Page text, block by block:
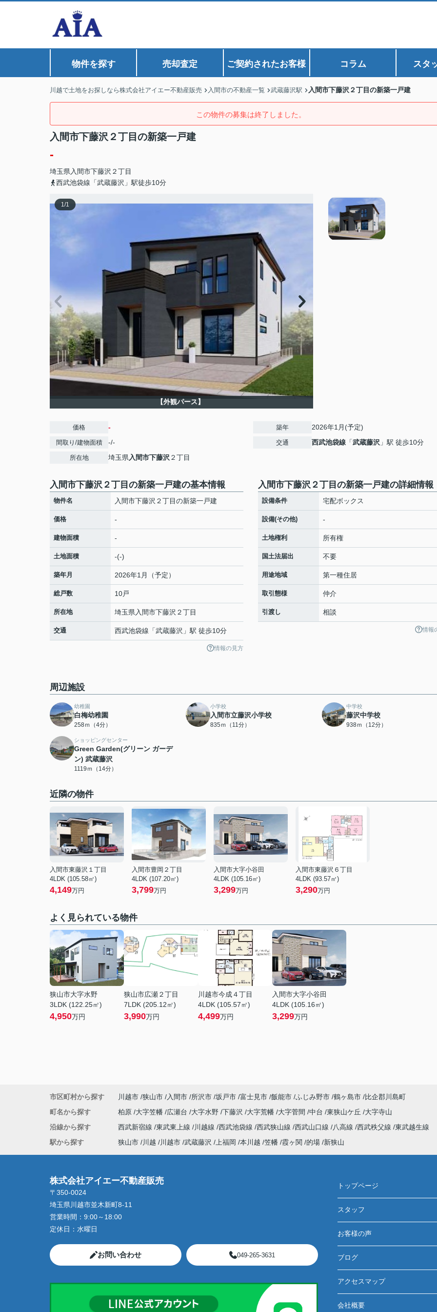
物件を探す 売却査定 ご契約されたお客様 コラム スタ
川越で土地をお探しなら株式会社アイエー不動産販売 入間市の不動産一覧 武蔵藤沢駅 入間市下藤沢２丁目の新築一戸建
この物件の募集は終了しました。
入間市下藤沢２丁目の新築一戸建
-
埼玉県 入間市下藤沢 ２丁目
西武池袋線「武蔵藤沢」駅徒歩10分
1/1
【外観パース】
価格 -
間取り/建物面積 -/-
所在地 埼玉県 入間市下藤沢 ２丁目
築年 2026年1月(予定)
交通 西武池袋線 「武蔵藤沢 」駅 徒歩10分
入間市下藤沢２丁目の新築一戸建の基本情報
物件名 入間市下藤沢２丁目の新築一戸建
価格 -
建物面積 -
土地面積 -(-)
築年月 2026年1月（予定）
総戸数 10戸
所在地 埼玉県 入間市下藤沢 ２丁目
交通 西武池袋線 「武蔵藤沢 」駅 徒歩10分
情報の見方
入間市下藤沢２丁目の新築一戸建の詳細情報
設備条件 宅配ボックス
設備(その他) -
土地権利 所有権
国土法届出 不要
用途地域 第一種住居
取引態様 仲介
引渡し 相談
情報
周辺施設
幼稚園
白梅幼稚園
258ｍ（4分）
小学校
入間市立藤沢小学校
835ｍ（11分）
中学校
藤沢中学校
938ｍ（12分）
ショッピングセンター
Green Garden(グリーン ガーデ
ン) 武蔵藤沢
1119ｍ（14分）
近隣の物件
入間市東藤沢１丁目
4LDK (105.58㎡)
4,149万円
入間市豊岡２丁目
4LDK (107.20㎡)
3,799万円
入間市大字小谷田
4LDK (105.16㎡)
3,299万円
入間市東藤沢６丁目
4LDK (93.57㎡)
3,290万円
よく見られている物件
狭山市大字水野
3LDK (122.25㎡)
4,950万円
狭山市広瀬２丁目
7LDK (205.12㎡)
3,990万円
川越市今成４丁目
4LDK (105.57㎡)
4,499万円
入間市大字小谷田
4LDK (105.16㎡)
3,299万円
市区町村から探す 川越市 狭山市 入間市 所沢市 坂戸市 富士見市 飯能市 ふじみ野市 鶴ヶ島市
比企郡川島町
町名から探す
柏原 大字笠幡 広瀬台 大字水野 下藤沢 大字荒幡 大字菅間 中台 東狭山ケ丘
大字寺山
沿線から探す
西武新宿線 東武東上線 川越線 西武池袋線 西武狭山線 西武山口線 八高線 西武秩父線 東武越生線
駅から探す
狭山市 川越 川越市 武蔵藤沢 上福岡 本川越 笠幡 霞ヶ関 的場 新狭山
株式会社アイエー不動産販売
〒350-0024
埼玉県川越市並木新町8-11
営業時間： 9:00～18:00
定休日： 水曜日
お問い合わせ 049-265-3631
トップページ
スタッフ
お客様の声
ブログ
アクセスマップ
会社概要